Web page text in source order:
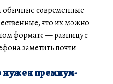
обычные современные
что их можно
формате — разницу с
заметить почти
нужен премиум-